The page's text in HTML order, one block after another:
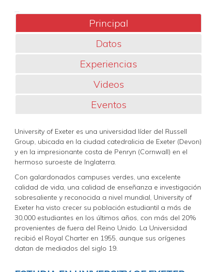
Principal
Datos
Experiencias
Videos
Eventos
University of Exeter es una universidad líder del Russell
Group, ubicada en la ciudad catedralicia de Exeter (Devon)
y en la impresionante costa de Penryn (Cornwall) en el
hermoso suroeste de Inglaterra.
Con galardonados campuses verdes, una excelente
calidad de vida, una calidad de enseñanza e investigación
sobresaliente y reconocida a nivel mundial, University of
Exeter ha visto crecer su población estudiantil a más de
30,000 estudiantes en los últimos años, con más del 20%
provenientes de fuera del Reino Unido. La Universidad
recibió el Royal Charter en 1955, aunque sus orígenes
datan de mediados del siglo 19.